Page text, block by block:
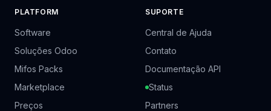
PLATFORM
Software
Soluções Odoo
Mifos Packs
Marketplace
Preços
SUPORTE
Central de Ajuda
Contato
Documentação API
Status
Partners